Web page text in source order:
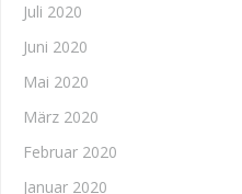
Juli 2020
Juni 2020
Mai 2020
März 2020
Februar 2020
Januar 2020